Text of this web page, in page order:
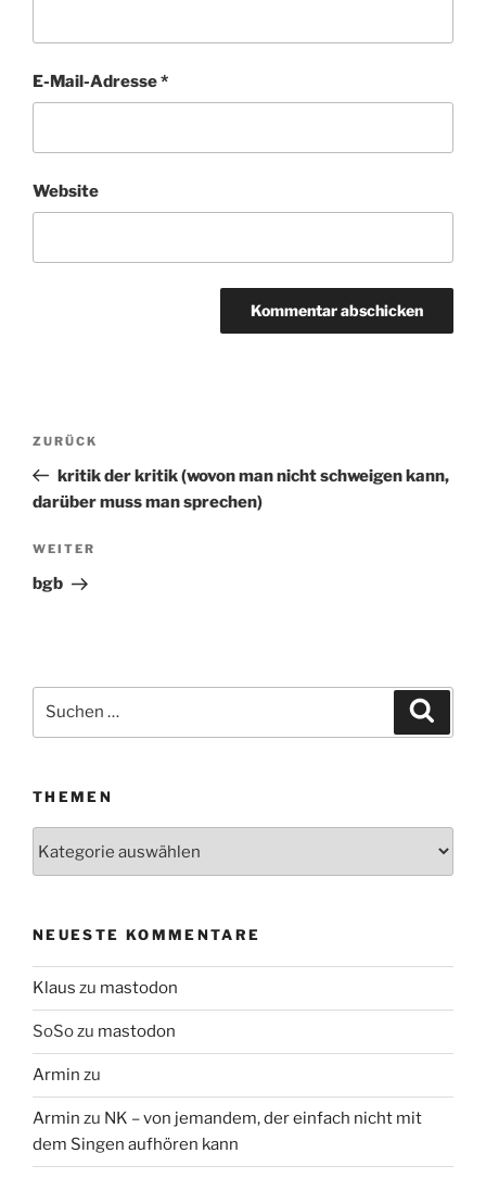
E-Mail-Adresse*
Website
Beitragsnavigation
Vorheriger
Beitrag
ZURÜCK
kritik der kritik (wovon man nicht schweigen kann,
darüber muss man sprechen)
Nächster
Beitrag
WEITER
bgb
Suchen
THEMEN
NEUESTE KOMMENTARE
Klaus zu mastodon
SoSozu mastodon
Armin zu
Armin zu NK – von jemandem, der einfach nicht mit
dem Singen aufhören kann